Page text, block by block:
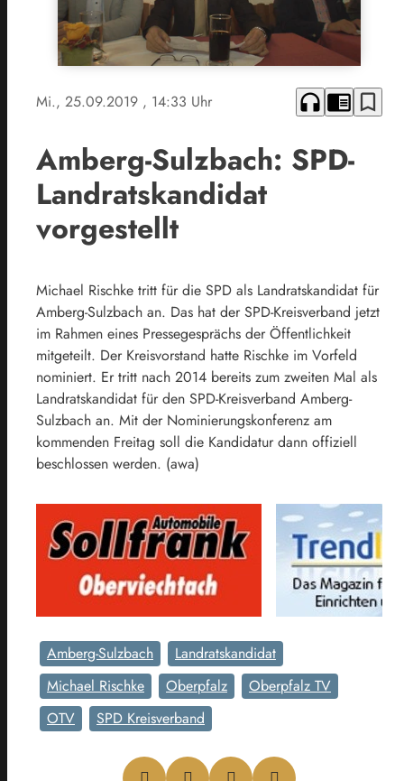
Mi., 25.09.2019 , 14:33 Uhr headphones chrome_reader_mode bookmark_border
Amberg-Sulzbach: SPD-
Landratskandidat
vorgestellt
Michael Rischke tritt für die SPD als Landratskandidat für
Amberg-Sulzbach an. Das hat der SPD-Kreisverband jetzt
im Rahmen eines Pressegesprächs der Öffentlichkeit
mitgeteilt. Der Kreisvorstand hatte Rischke im Vorfeld
nominiert. Er tritt nach 2014 bereits zum zweiten Mal als
Landratskandidat für den SPD-Kreisverband Amberg-
Sulzbach an. Mit der Nominierungskonferenz am
kommenden Freitag soll die Kandidatur dann offiziell
beschlossen werden. (awa)
Amberg-Sulzbach
Landratskandidat
Michael Rischke
Oberpfalz
Oberpfalz TV
OTV
SPD Kreisverband